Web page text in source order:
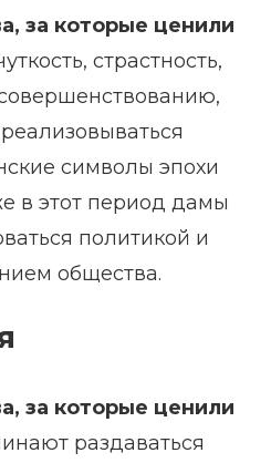
за которые ценили
страстность,
символы эпохи
в этот период дамы
политикой и
общества.
за которые ценили
раздаваться